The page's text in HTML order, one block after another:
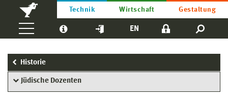
Technik Wirtschaft Gestaltung
EN
Historie
Jüdische Dozenten